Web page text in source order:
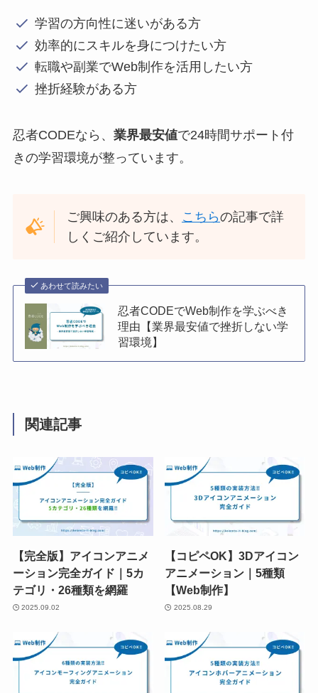
学習の方向性に迷いがある方
効率的にスキルを身につけたい方
転職や副業でWeb制作を活用したい方
挫折経験がある方
忍者CODEなら、 業界最安値で24時間サポート付
きの学習環境が整っています。
ご興味のある方は、 こちらの記事で詳
しくご紹介しています。
あわせて読みたい
忍者CODEでWeb制作を学ぶべき
理由【業界最安値で挫折しない学
習環境】
関連記事
【完全版】アイコンアニメ
ーション完全ガイド｜5カ
テゴリ・26種類を網羅
2025.09.02
【コピペOK】3Dアイコン
アニメーション｜5種類
【Web制作】
2025.08.29